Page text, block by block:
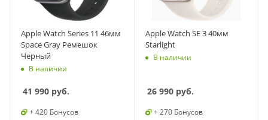
Apple Watch Series 11 46мм
Space Gray Ремешок
Черный
В наличии
41 990 руб.
+ 420 Бонусов
Apple Watch SE 3 40мм
Starlight
В наличии
26 990руб.
+ 270 Бонусов